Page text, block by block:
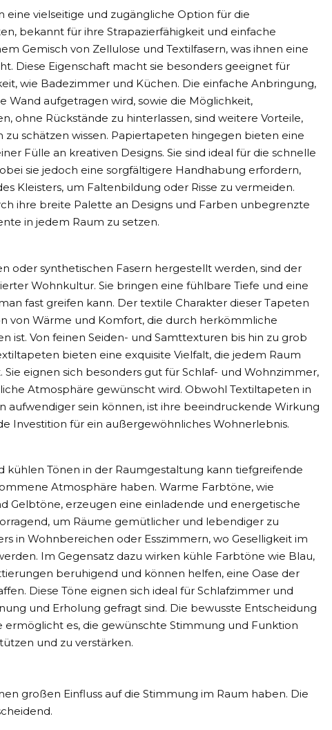
eine vielseitige und zugängliche Option für die
bekannt für ihre Strapazierfähigkeit und einfache
Gemisch von Zellulose und Textilfasern, was ihnen eine
Diese Eigenschaft macht sie besonders geeignet für
wie Badezimmer und Küchen. Die einfache Anbringung,
Wand aufgetragen wird, sowie die Möglichkeit,
ohne Rückstände zu hinterlassen, sind weitere Vorteile,
zu schätzen wissen. Papiertapeten hingegen bieten eine
Fülle an kreativen Designs. Sie sind ideal für die schnelle
sie jedoch eine sorgfältigere Handhabung erfordern,
Kleisters, um Faltenbildung oder Risse zu vermeiden.
ihre breite Palette an Designs und Farben unbegrenzte
in jedem Raum zu setzen.
oder synthetischen Fasern hergestellt werden, sind der
Wohnkultur. Sie bringen eine fühlbare Tiefe und eine
fast greifen kann. Der textile Charakter dieser Tapeten
von Wärme und Komfort, die durch herkömmliche
ist. Von feinen Seiden- und Samttexturen bis hin zu grob
bieten eine exquisite Vielfalt, die jedem Raum
Sie eignen sich besonders gut für Schlaf- und Wohnzimmer,
Atmosphäre gewünscht wird. Obwohl Textiltapeten in
aufwendiger sein können, ist ihre beeindruckende Wirkung
Investition für ein außergewöhnliches Wohnerlebnis.
kühlen Tönen in der Raumgestaltung kann tiefgreifende
Atmosphäre haben. Warme Farbtöne, wie
Gelbtöne, erzeugen eine einladende und energetische
um Räume gemütlicher und lebendiger zu
in Wohnbereichen oder Esszimmern, wo Geselligkeit im
Im Gegensatz dazu wirken kühle Farbtöne wie Blau,
beruhigend und können helfen, eine Oase der
Diese Töne eignen sich ideal für Schlafzimmer und
und Erholung gefragt sind. Die bewusste Entscheidung
es, die gewünschte Stimmung und Funktion
und zu verstärken.
großen Einfluss auf die Stimmung im Raum haben. Die